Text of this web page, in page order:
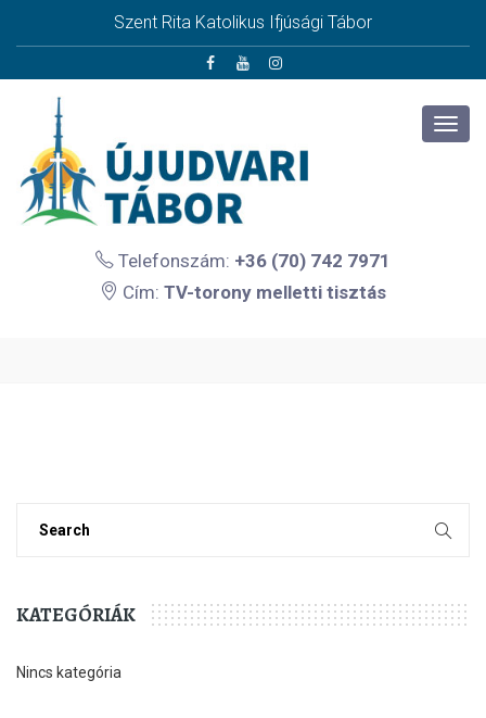
Szent Rita Katolikus Ifjúsági Tábor
Telefonszám: +36 (70) 742 7971
Cím: TV-torony melletti tisztás
KATEGÓRIÁK
Nincs kategória